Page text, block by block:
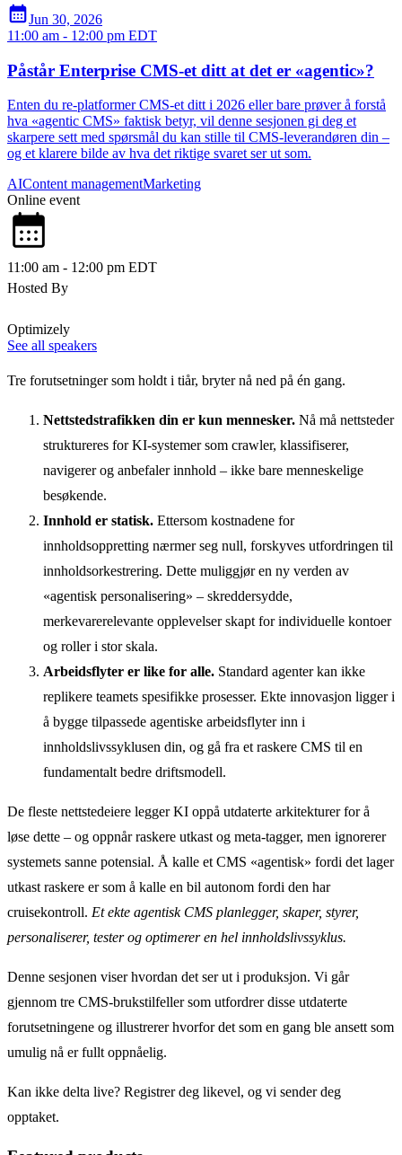
calendar_monthJun 30, 2026
11:00 am - 12:00 pm EDT
Påstår Enterprise CMS-et ditt at det er «agentic»?
Enten du re-platformer CMS-et ditt i 2026 eller bare prøver å forstå
hva «agentic CMS» faktisk betyr, vil denne sesjonen gi deg et
skarpere sett med spørsmål du kan stille til CMS-leverandøren din –
og et klarere bilde av hva det riktige svaret ser ut som.
AIContent managementMarketing
Online event
calendar_month
11:00 am - 12:00 pm EDT
Hosted By
Optimizely
See all speakers
Tre forutsetninger som holdt i tiår, bryter nå ned på én gang.
Nettstedstrafikken din er kun mennesker. Nå må nettsteder
struktureres for KI-systemer som crawler, klassifiserer,
navigerer og anbefaler innhold – ikke bare menneskelige
besøkende.
Innhold er statisk. Ettersom kostnadene for
innholdsoppretting nærmer seg null, forskyves utfordringen til
innholdsorkestrering. Dette muliggjør en ny verden av
«agentisk personalisering» – skreddersydde,
merkevarerelevante opplevelser skapt for individuelle kontoer
og roller i stor skala.
Arbeidsflyter er like for alle. Standard agenter kan ikke
replikere teamets spesifikke prosesser. Ekte innovasjon ligger i
å bygge tilpassede agentiske arbeidsflyter inn i
innholdslivssyklusen din, og gå fra et raskere CMS til en
fundamentalt bedre driftsmodell.
De fleste nettstedeiere legger KI oppå utdaterte arkitekturer for å
løse dette – og oppnår raskere utkast og meta-tagger, men ignorerer
systemets sanne potensial. Å kalle et CMS «agentisk» fordi det lager
utkast raskere er som å kalle en bil autonom fordi den har
cruisekontroll. Et ekte agentisk CMS planlegger, skaper, styrer,
personaliserer, tester og optimerer en hel innholdslivssyklus.
Denne sesjonen viser hvordan det ser ut i produksjon. Vi går
gjennom tre CMS-brukstilfeller som utfordrer disse utdaterte
forutsetningene og illustrerer hvorfor det som en gang ble ansett som
umulig nå er fullt oppnåelig.
Kan ikke delta live? Registrer deg likevel, og vi sender deg
opptaket.